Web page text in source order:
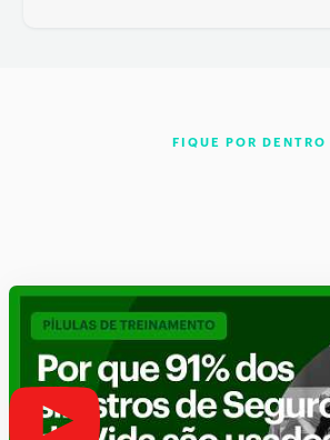
FIQUE POR DENTRO